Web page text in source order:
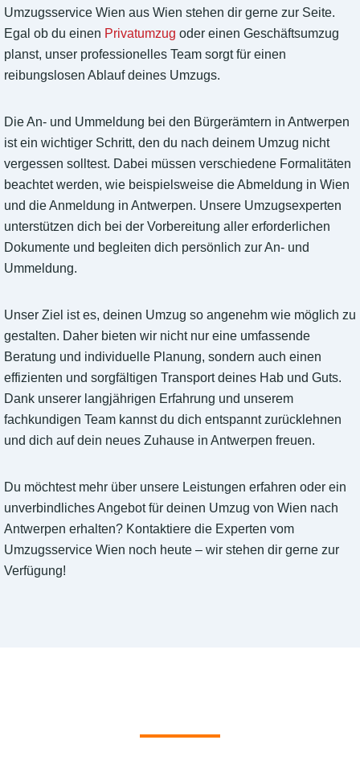
Umzugsservice Wien aus Wien stehen dir gerne zur Seite.
Egal ob du einen Privatumzug oder einen Geschäftsumzug
planst, unser professionelles Team sorgt für einen
reibungslosen Ablauf deines Umzugs.
Die An- und Ummeldung bei den Bürgerämtern in Antwerpen
ist ein wichtiger Schritt, den du nach deinem Umzug nicht
vergessen solltest. Dabei müssen verschiedene Formalitäten
beachtet werden, wie beispielsweise die Abmeldung in Wien
und die Anmeldung in Antwerpen. Unsere Umzugsexperten
unterstützen dich bei der Vorbereitung aller erforderlichen
Dokumente und begleiten dich persönlich zur An- und
Ummeldung.
Unser Ziel ist es, deinen Umzug so angenehm wie möglich zu
gestalten. Daher bieten wir nicht nur eine umfassende
Beratung und individuelle Planung, sondern auch einen
effizienten und sorgfältigen Transport deines Hab und Guts.
Dank unserer langjährigen Erfahrung und unserem
fachkundigen Team kannst du dich entspannt zurücklehnen
und dich auf dein neues Zuhause in Antwerpen freuen.
Du möchtest mehr über unsere Leistungen erfahren oder ein
unverbindliches Angebot für deinen Umzug von Wien nach
Antwerpen erhalten? Kontaktiere die Experten vom
Umzugsservice Wien noch heute – wir stehen dir gerne zur
Verfügung!